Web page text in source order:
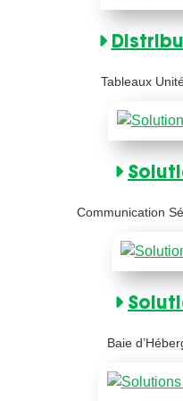
Tableaux
Communication
Baie